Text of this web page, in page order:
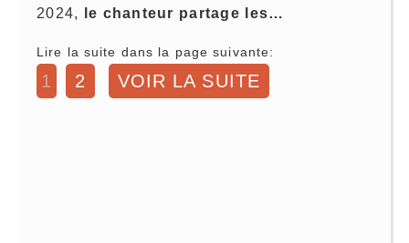
2024,
le chanteur partage les…
Lire la suite dans la page suivante:
1 2 VOIR LA SUITE